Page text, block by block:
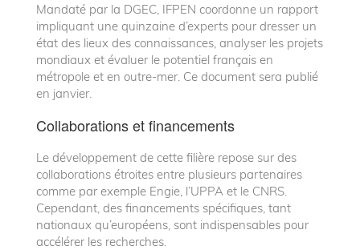
Mandaté par la DGEC, IFPEN coordonne un rapport
impliquant une quinzaine d’experts pour dresser un
état des lieux des connaissances, analyser les projets
mondiaux et évaluer le potentiel français en
métropole et en outre-mer. Ce document sera publié
en janvier.
Collaborations et financements
Le développement de cette filière repose sur des
collaborations étroites entre plusieurs partenaires
comme par exemple Engie, l’UPPA et le CNRS.
Cependant, des financements spécifiques, tant
nationaux qu’européens, sont indispensables pour
accélérer les recherches.